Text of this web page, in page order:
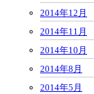
2014年12月
2014年11月
2014年10月
2014年8月
2014年5月